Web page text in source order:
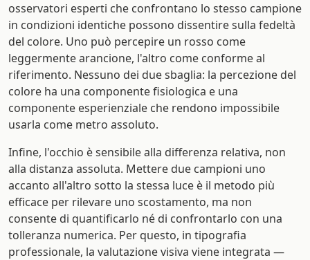
osservatori esperti che confrontano lo stesso campione
in condizioni identiche possono dissentire sulla fedeltà
del colore. Uno può percepire un rosso come
leggermente arancione, l'altro come conforme al
riferimento. Nessuno dei due sbaglia: la percezione del
colore ha una componente fisiologica e una
componente esperienziale che rendono impossibile
usarla come metro assoluto.
Infine, l'occhio è sensibile alla differenza relativa, non
alla distanza assoluta. Mettere due campioni uno
accanto all'altro sotto la stessa luce è il metodo più
efficace per rilevare uno scostamento, ma non
consente di quantificarlo né di confrontarlo con una
tolleranza numerica. Per questo, in tipografia
professionale, la valutazione visiva viene integrata —